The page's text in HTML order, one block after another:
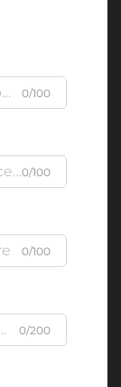
0/100
0/100
0/100
0/200